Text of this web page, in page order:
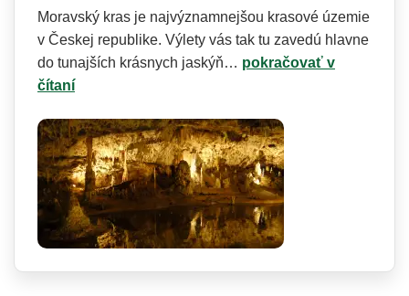
Moravský kras je najvýznamnejšou krasové územie
v Českej republike. Výlety vás tak tu zavedú hlavne
do tunajších krásnych jaskýň… pokračovať v
čítaní